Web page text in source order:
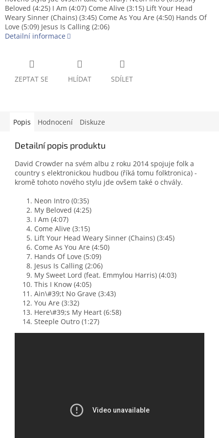
Beloved (4:25) I Am (4:07) Come Alive (3:15) Lift Your Head
Weary Sinner (Chains) (3:45) Come As You Are (4:50) Hands Of
Love (5:09) Jesus Is Calling (2:06)
Detailní informace
ZEPTAT SE HLÍDAT SDÍLET
Popis Hodnocení Diskuze
Detailní popis produktu
David Crowder na svém albu z roku 2014 spojuje folk a
country s elektronickou hudbou (říká tomu folktronica) -
kromě tohoto nového stylu jde ovšem také o chvály.
Neon Intro (0:35)
My Beloved (4:25)
I Am (4:07)
Come Alive (3:15)
Lift Your Head Weary Sinner (Chains) (3:45)
Come As You Are (4:50)
Hands Of Love (5:09)
Jesus Is Calling (2:06)
My Sweet Lord (feat. Emmylou Harris) (4:03)
This I Know (4:05)
Ain\#39;t No Grave (3:43)
You Are (3:32)
Here\#39;s My Heart (6:58)
Steeple Outro (1:27)